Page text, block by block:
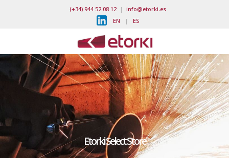
(+34) 944 52 08 12| info@etorki.es
EN | ES
Etorki Select Store